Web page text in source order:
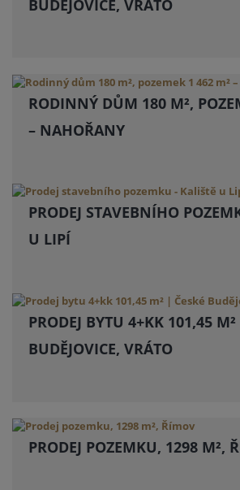
BUDĚJOVICE, VRÁTO
RODINNÝ DŮM 180 M²,
– NAHOŘANY
PRODEJ STAVEBNÍHO
U LIPÍ
PRODEJ BYTU 4+KK 101,45
BUDĚJOVICE, VRÁTO
PRODEJ POZEMKU, 1298 M²,